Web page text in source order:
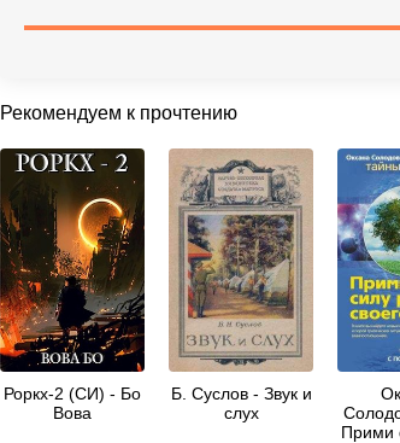
Рекомендуем к прочтению
Роркх-2 (СИ) - Бо
Вова
Б. Суслов - Звук и
слух
Прими